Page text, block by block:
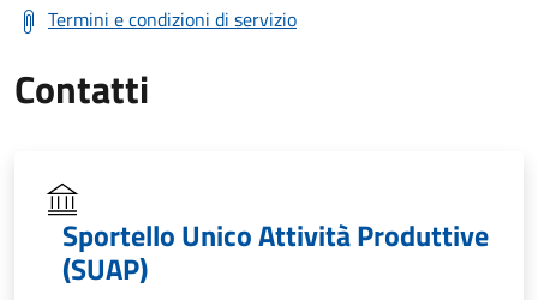
Termini e condizioni di servizio
Contatti
Sportello Unico Attività Produttive
(SUAP)